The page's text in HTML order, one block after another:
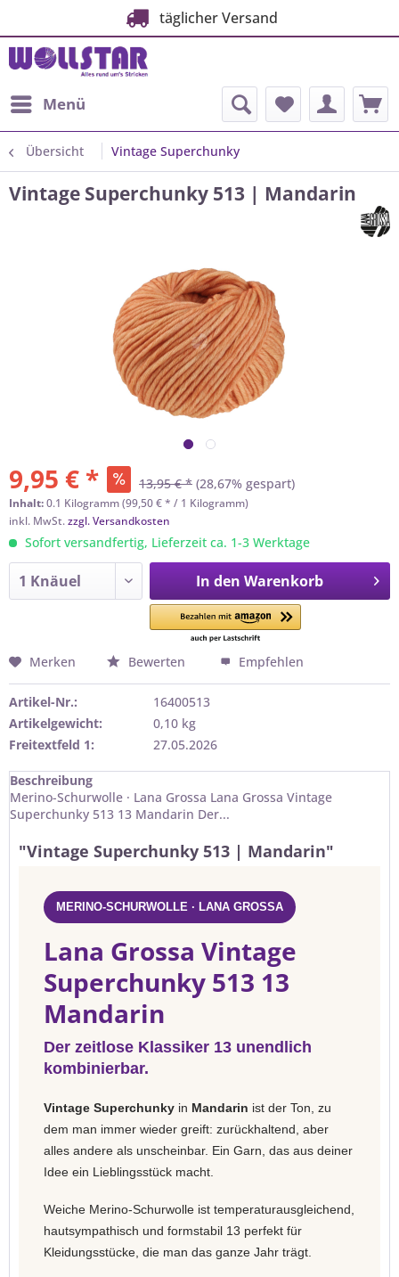
täglicher Versand
Menü
Übersicht Vintage Superchunky
Vintage Superchunky 513 | Mandarin
9,95 € * 13,95 € * (28,67% gespart)
Inhalt:0.1 Kilogramm (99,50 € * / 1 Kilogramm)
inkl. MwSt.zzgl. Versandkosten
Sofort versandfertig, Lieferzeit ca. 1-3 Werktage
In den Warenkorb
Merken Bewerten Empfehlen
Artikel-Nr.:
16400513
Artikelgewicht:
0,10 kg
Freitextfeld 1:
27.05.2026
Beschreibung
Merino-Schurwolle · Lana Grossa Lana Grossa Vintage
Superchunky 513 13 Mandarin Der...
"Vintage Superchunky 513 | Mandarin"
MERINO-SCHURWOLLE · LANA GROSSA
Lana Grossa Vintage
Superchunky 513 13
Mandarin
Der zeitlose Klassiker 13 unendlich
kombinierbar.
Vintage Superchunky in Mandarin ist der Ton, zu
dem man immer wieder greift: zurückhaltend, aber
alles andere als unscheinbar. Ein Garn, das aus deiner
Idee ein Lieblingsstück macht.
Weiche Merino-Schurwolle ist temperaturausgleichend,
hautsympathisch und formstabil 13 perfekt für
Kleidungsstücke, die man das ganze Jahr trägt.